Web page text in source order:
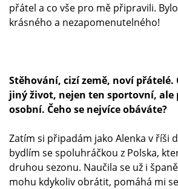
přátel a co vše pro mě připravili.
krásného a
Stěhování, cizí země, noví přátelé.
jiný život, nejen ten sportovní, ale
osobní. Čeho se nejvíce obáváte?
Zatím si připadám jako Alenka v říši
bydlím se spoluhráčkou z Polska,
druhou sezonu. Naučila se už i
mohu kdykoliv obrátit, pomáhá mi